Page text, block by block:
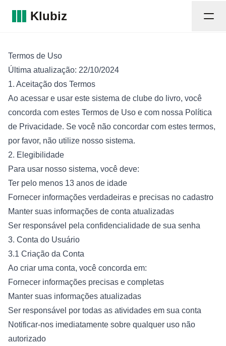
Klubiz
Procurar clubes
Funcionalidades
Destaques
Reviews
Junte-se a nós!
Login
Termos de Uso
Última atualização: 22/10/2024
1. Aceitação dos Termos
Ao acessar e usar este sistema de clube do livro, você
concorda com estes Termos de Uso e com nossa Política
de Privacidade. Se você não concordar com estes termos,
por favor, não utilize nosso sistema.
2. Elegibilidade
Para usar nosso sistema, você deve:
Ter pelo menos 13 anos de idade
Fornecer informações verdadeiras e precisas no cadastro
Manter suas informações de conta atualizadas
Ser responsável pela confidencialidade de sua senha
3. Conta do Usuário
3.1 Criação da Conta
Ao criar uma conta, você concorda em:
Fornecer informações precisas e completas
Manter suas informações atualizadas
Ser responsável por todas as atividades em sua conta
Notificar-nos imediatamente sobre qualquer uso não
autorizado